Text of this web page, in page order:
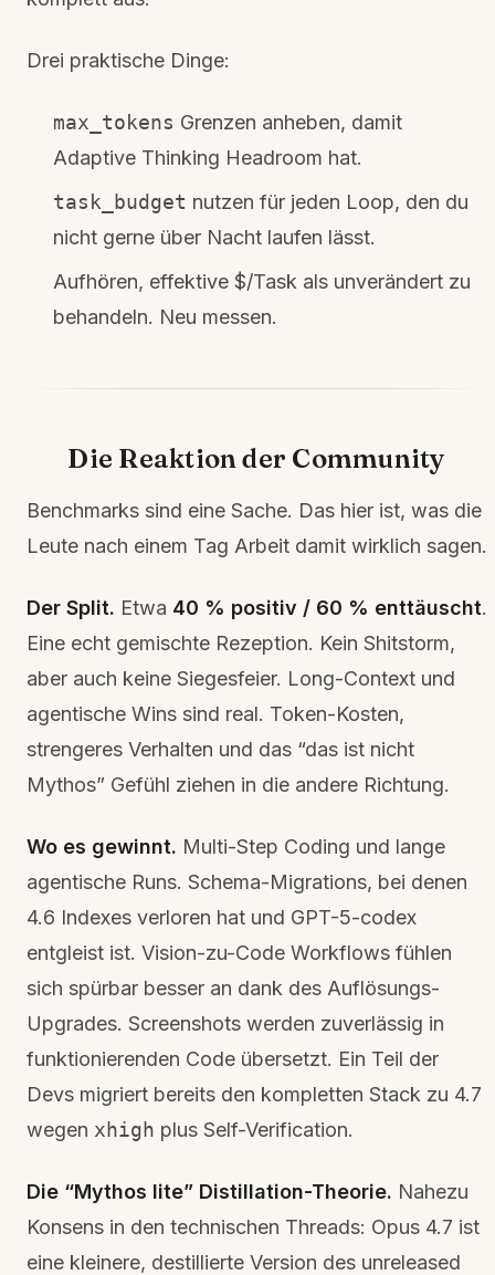
Drei praktische Dinge:
max_tokens Grenzen anheben, damit
Adaptive Thinking Headroom hat.
task_budget nutzen für jeden Loop, den du
nicht gerne über Nacht laufen lässt.
Aufhören, effektive $/Task als unverändert zu
behandeln. Neu messen.
Die Reaktion der Community
Benchmarks sind eine Sache. Das hier ist, was die
Leute nach einem Tag Arbeit damit wirklich sagen.
Der Split. Etwa 40 % positiv / 60 % enttäuscht.
Eine echt gemischte Rezeption. Kein Shitstorm,
aber auch keine Siegesfeier. Long-Context und
agentische Wins sind real. Token-Kosten,
strengeres Verhalten und das “das ist nicht
Mythos” Gefühl ziehen in die andere Richtung.
Wo es gewinnt. Multi-Step Coding und lange
agentische Runs. Schema-Migrations, bei denen
4.6 Indexes verloren hat und GPT-5-codex
entgleist ist. Vision-zu-Code Workflows fühlen
sich spürbar besser an dank des Auflösungs-
Upgrades. Screenshots werden zuverlässig in
funktionierenden Code übersetzt. Ein Teil der
Devs migriert bereits den kompletten Stack zu 4.7
wegen xhigh plus Self-Verification.
Die “Mythos lite” Distillation-Theorie. Nahezu
Konsens in den technischen Threads: Opus 4.7 ist
eine kleinere, destillierte Version des unreleased